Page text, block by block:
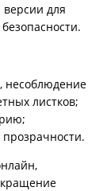
версии для
несоблюдение
листков;
прозрачности.